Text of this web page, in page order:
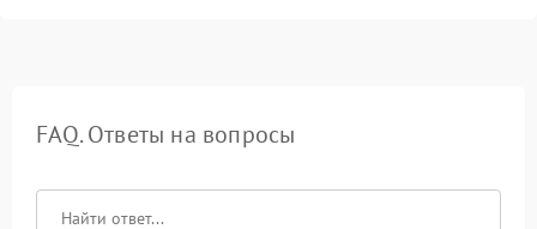
FAQ. Ответы на вопросы